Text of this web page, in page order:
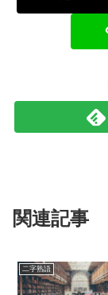
関連記事
二字熟語